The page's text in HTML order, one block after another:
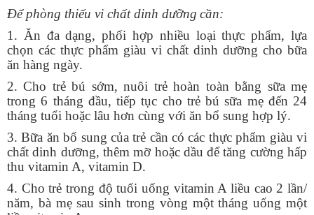
Để phòng thiếu vi chất dinh dưỡng cần:
1. Ăn đa dạng, phối hợp nhiều loại thực phẩm, lựa
chọn các thực phẩm giàu vi chất dinh dưỡng cho bữa
ăn hàng ngày.
2. Cho trẻ bú sớm, nuôi trẻ hoàn toàn bằng sữa mẹ
trong 6 tháng đầu, tiếp tục cho trẻ bú sữa mẹ đến 24
tháng tuổi hoặc lâu hơn cùng với ăn bổ sung hợp lý.
3. Bữa ăn bổ sung của trẻ cần có các thực phẩm giàu vi
chất dinh dưỡng, thêm mỡ hoặc dầu để tăng cường hấp
thu vitamin A, vitamin D.
4. Cho trẻ trong độ tuổi uống vitamin A liều cao 2 lần/
năm, bà mẹ sau sinh trong vòng một tháng uống một